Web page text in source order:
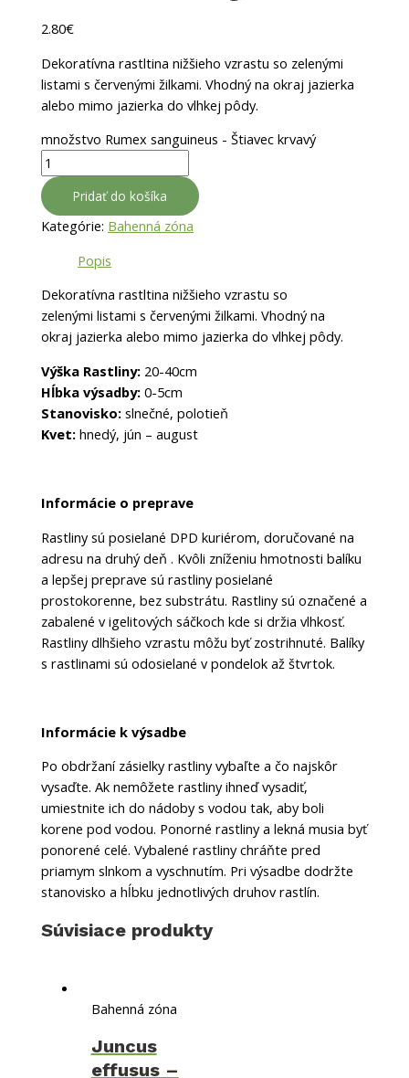
2.80€
Dekoratívna rastltina nižšieho vzrastu so zelenými
listami s červenými žilkami. Vhodný na okraj jazierka
alebo mimo jazierka do vlhkej pôdy.
množstvo Rumex sanguineus - Štiavec krvavý
Pridať do košíka
Kategórie: Bahenná zóna
Popis
Dekoratívna rastltina nižšieho vzrastu so
zelenými listami s červenými žilkami. Vhodný na
okraj jazierka alebo mimo jazierka do vlhkej pôdy.
Výška Rastliny: 20-40cm
Hĺbka výsadby:0-5cm
Stanovisko:slnečné, polotieň
Kvet:hnedý, jún – august
Informácie o preprave
Rastliny sú posielané DPD kuriérom, doručované na
adresu na druhý deň . Kvôli zníženiu hmotnosti balíku
a lepšej preprave sú rastliny posielané
prostokorenne, bez substrátu. Rastliny sú označené a
zabalené v igelitových sáčkoch kde si držia vlhkosť.
Rastliny dlhšieho vzrastu môžu byť zostrihnuté. Balíky
s rastlinami sú odosielané v pondelok až štvrtok.
Informácie k výsadbe
Po obdržaní zásielky rastliny vybaľte a čo najskôr
vysaďte. Ak nemôžete rastliny ihneď vysadiť,
umiestnite ich do nádoby s vodou tak, aby boli
korene pod vodou. Ponorné rastliny a lekná musia byť
ponorené celé. Vybalené rastliny chráňte pred
priamym slnkom a vyschnutím. Pri výsadbe dodržte
stanovisko a hĺbku jednotlivých druhov rastlín.
Súvisiace produkty
Bahenná zóna
Juncus
effusus –